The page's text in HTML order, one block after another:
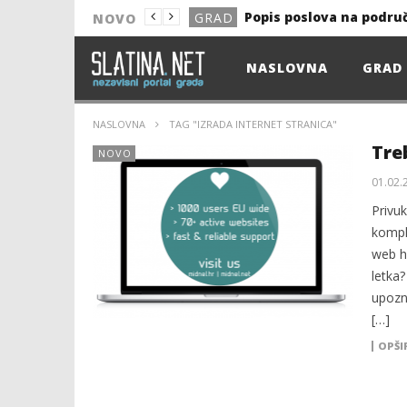
NOVO GRAD
Popis poslova na
NOVO
NOVO
NOVO
KULTURA
GRAD
13. akcija DDK u 2026.
GRAD
Prekid isporuke plina
NOVO
Od uboda insekata do
NASLOVNA GRAD
NASLOVNA TAG "IZRADA INTERNET STRANICA"
NOVO
web
[…]